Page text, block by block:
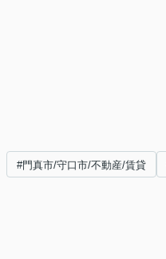
#門真市/守口市/不動産/賃貸